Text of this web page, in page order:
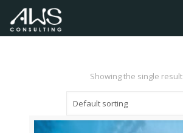
Showing the single result